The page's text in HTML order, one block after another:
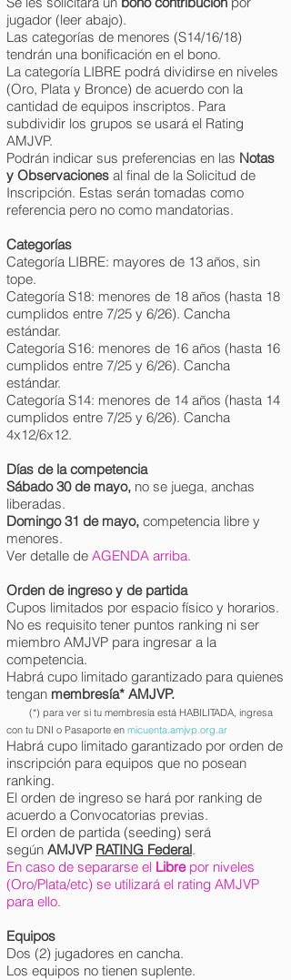
jugador (leer abajo).
Las categorías de menores (S14/16/18)
tendrán una bonificación en el bono.
La categoría LIBRE podrá dividirse en niveles
(Oro, Plata y Bronce) de acuerdo con la
cantidad de equipos inscriptos. Para
subdividir los grupos se usará el Rating
AMJVP.
Podrán indicar sus preferencias en las Notas
y Observaciones al final de la Solicitud de
Inscripción. Estas serán tomadas como
referencia pero no como mandatorias.
Categorías
Categoría LIBRE: mayores de 13 años, sin
tope.
Categoría S18: menores de 18 años (hasta 18
cumplidos entre 7/25 y 6/26). Cancha
estándar.
Categoría S16: menores de 16 años (hasta 16
cumplidos entre 7/25 y 6/26). Cancha
estándar.
Categoría S14: menores de 14 años (hasta 14
cumplidos entre 7/25 y 6/26). Cancha
4x12/6x12.
Días de la competencia
Sábado 30 de mayo, no se juega, anchas
liberadas.
Domingo 31 de mayo, competencia libre y
menores.
Ver detalle de AGENDA arriba.
Orden de ingreso y de partida
Cupos limitados por espacio físico y horarios.
No es requisito tener puntos ranking ni ser
miembro AMJVP para ingresar a la
competencia.
Habrá cupo limitado garantizado para quienes
tengan membresía* AMJVP.
(*) para ver si tu membresía está HABILITADA, ingresa
con tu DNI o Pasaporte en micuenta.amjvp.org.ar
Habrá cupo limitado garantizado por orden de
inscripción para equipos que no posean
ranking.
El orden de ingreso se hará por ranking de
acuerdo a Convocatorias previas.
El orden de partida (seeding) será
según AMJVP RATING Federal.
En caso de separarse el Libre por niveles
(Oro/Plata/etc) se utilizará el rating AMJVP
para ello.
Equipos
Dos (2) jugadores en cancha.
Los equipos no tienen suplente.